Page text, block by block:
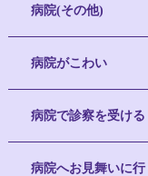
病院(その他)
病院がこわい
病院で診察を受ける
病院へお見舞いに行